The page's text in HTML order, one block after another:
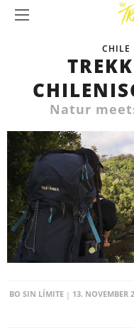
CHILE
Natur
BO SIN LÍMITE 13. NOVEMBER